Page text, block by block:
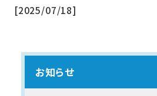
[2025/07/18]
お知らせ